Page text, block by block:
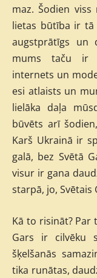
maz. Šodien
lietas būtība ir
augstprātīgs un
mums taču ir
internets un
esi atlaists un
lielāka daļa
būvēts arī
Karš Ukrainā ir
galā, bez Svētā
visur ir gana
starpā, jo, Svētais
Kā to risināt? Par
Gars ir cilvēku
šķelšanās
tika runātas,